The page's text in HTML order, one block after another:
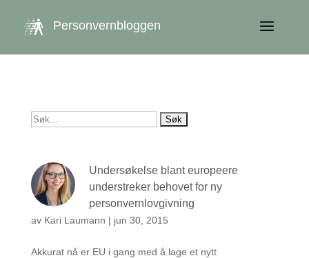
Personvernbloggen
Søk
Undersøkelse blant europeere
understreker behovet for ny
personvernlovgivning
av Kari Laumann | jun 30, 2015
Akkurat nå er EU i gang med å lage et nytt